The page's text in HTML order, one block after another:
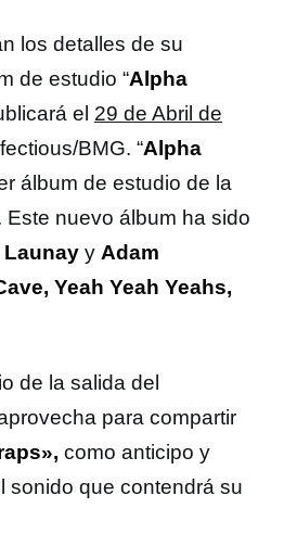
los detalles de su
de estudio “Alpha
el 29 de Abril de
BMG. “Alpha
álbum de estudio de la
Este nuevo álbum ha sido
Launay y Adam
Yeah Yeah Yeahs,
de la salida del
para compartir
como anticipo y
sonido que contendrá su